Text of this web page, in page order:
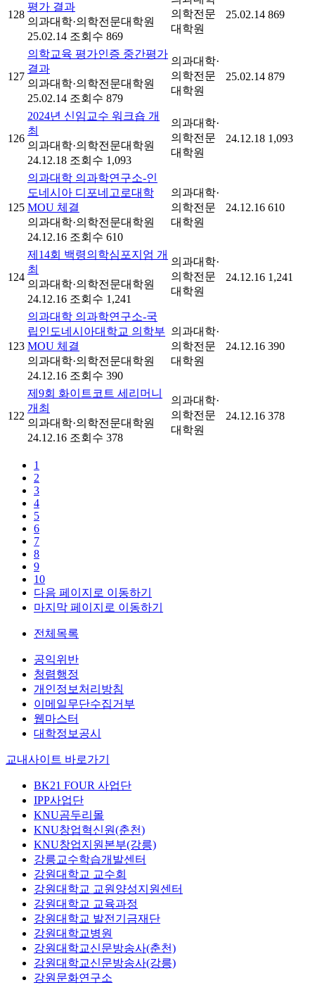
128
평가 결과
의과대학·의학전문대학원
25.02.14 조회수 869
의학전문
대학원
25.02.14 869
127
의학교육 평가인증 중간평가
결과
의과대학·의학전문대학원
25.02.14 조회수 879
의과대학·
의학전문
대학원
25.02.14 879
126
2024년 신임교수 워크숍 개
최
의과대학·의학전문대학원
24.12.18 조회수 1,093
의과대학·
의학전문
대학원
24.12.18 1,093
125
의과대학 의과학연구소-인
도네시아 디포네고로대학
MOU 체결
의과대학·의학전문대학원
24.12.16 조회수 610
의과대학·
의학전문
대학원
24.12.16 610
124
제14회 백령의학심포지엄 개
최
의과대학·의학전문대학원
24.12.16 조회수 1,241
의과대학·
의학전문
대학원
24.12.16 1,241
123
의과대학 의과학연구소-국
립인도네시아대학교 의학부
MOU 체결
의과대학·의학전문대학원
24.12.16 조회수 390
의과대학·
의학전문
대학원
24.12.16 390
122
제9회 화이트코트 세리머니
개최
의과대학·의학전문대학원
24.12.16 조회수 378
의과대학·
의학전문
대학원
24.12.16 378
1
2
3
4
5
6
7
8
9
10
다음 페이지로 이동하기
마지막 페이지로 이동하기
전체목록
공익위반
청렴행정
개인정보처리방침
이메일무단수집거부
웹마스터
대학정보공시
교내사이트 바로가기
BK21 FOUR 사업단
IPP사업단
KNU곰두리몰
KNU창업혁신원(춘천)
KNU창업지원본부(강릉)
강릉교수학습개발센터
강원대학교 교수회
강원대학교 교원양성지원센터
강원대학교 교육과정
강원대학교 발전기금재단
강원대학교병원
강원대학교신문방송사(춘천)
강원대학교신문방송사(강릉)
강원문화연구소